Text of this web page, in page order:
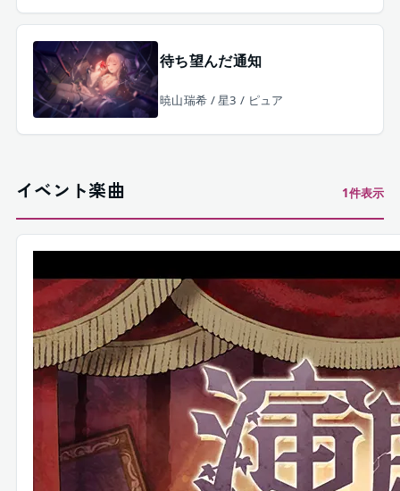
待ち望んだ通知
暁山瑞希 / 星3 / ピュア
イベント楽曲 1件表示